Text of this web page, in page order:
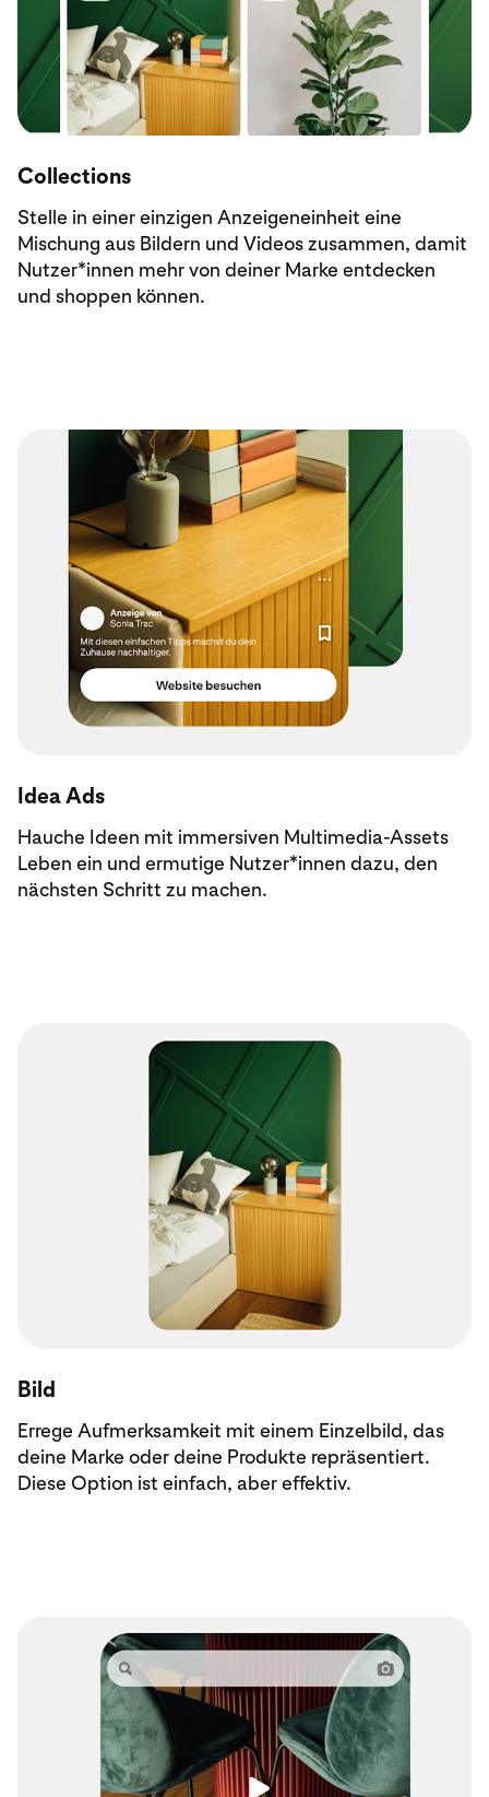
Collections
Stelle in einer einzigen Anzeigeneinheit eine
Mischung aus Bildern und Videos zusammen, damit
Nutzer*innen mehr von deiner Marke entdecken
und shoppen können.
Idea Ads
Hauche Ideen mit immersiven Multimedia-Assets
Leben ein und ermutige Nutzer*innen dazu, den
nächsten Schritt zu machen.
Bild
Errege Aufmerksamkeit mit einem Einzelbild, das
deine Marke oder deine Produkte repräsentiert.
Diese Option ist einfach, aber effektiv.